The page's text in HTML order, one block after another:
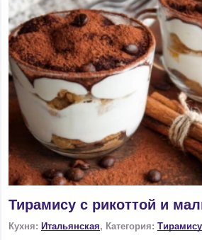
Тирамису с рикоттой и
Кухня: Итальянская, Категория: Тирамису